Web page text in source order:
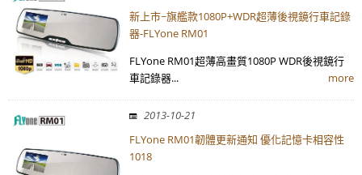
新上市~旗艦款1080P+WDR超薄後視鏡行車記錄
器-FLYone RM01
FLYone RM01超薄高畫質1080P WDR後視鏡行
車記錄器...
more
2013-10-21
FLYone RM01韌體更新通知 優化記憶卡相容性
1018